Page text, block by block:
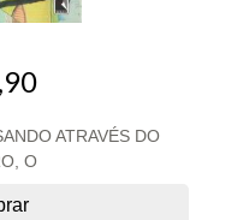
ATRAVÉS DO
O